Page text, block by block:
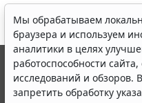
Мы обрабатываем
браузера и используем
аналитики в целях
работоспособности сайта,
исследований и обзоров.
запретить обработку
© ООО "НПП "ГАРАНТ-
выпускается с 1990 года.